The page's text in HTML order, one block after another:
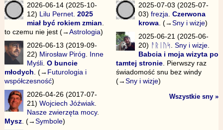
2026-06-14 (2025-10-
12) Lilu Pernet .2025
miał być rokiem zmian
to czemu nie jest (→Astrologia)
2026-06-13 (2019-09-
22) Mirosław Piróg
Inne
Myśli .O buncie
młodych . (→ Futurologia i
współczesność)
2026-04-26 (2017-07-
21)Wojciech Jóźwiak
Nasze zwierzęta mocy.
Mysz. (→Symbole)
2025-07-03 (2025-07-
03)frezja .Czerwona
krowa . (→Sny i wizje)
2025-06-21 (2025-06-
20) ᚨᚱᛁᚢᛋ .Sny i wizje
Babcia i moja wizyta po
tamtej stronie. Pierwszy raz
świadomość snu bez windy
(→Sny i wizje)
Wszystkie sny »